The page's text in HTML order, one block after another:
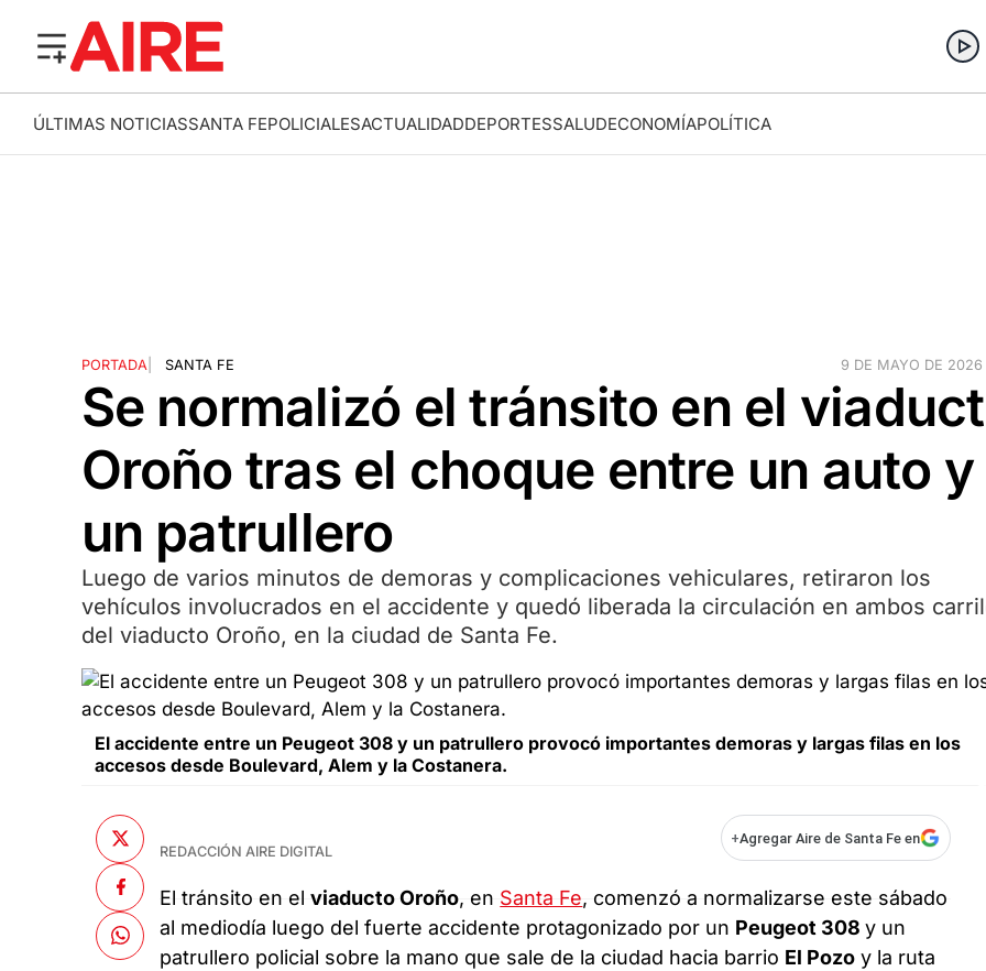
ÚLTIMAS NOTICIASSANTA FEPOLICIALESACTUALIDADDEPORTESSALUDECONOMÍAPOLÍTICA
PORTADA| SANTA FE 9 DE MAYO DE 2026
Se normalizó el tránsito en el
Oroño tras el choque entre un auto y
un patrullero
Luego de varios minutos de demoras y complicaciones vehiculares, retiraron los
vehículos involucrados en el accidente y quedó liberada la circulación en ambos
del viaducto Oroño, en la ciudad de Santa Fe.
El accidente entre un Peugeot 308 y un patrullero provocó importantes demoras y largas filas en los
accesos desde Boulevard, Alem y la Costanera.
REDACCIÓN AIRE DIGITAL
+Agregar Aire de Santa Fe en
El tránsito en elviaducto Oroño, en Santa Fe, comenzó a normalizarse este sábado
al mediodía luego del fuerte accidente protagonizado por un Peugeot 308y un
patrullero policial sobre la mano que sale de la ciudad hacia barrio El Pozo y la ruta